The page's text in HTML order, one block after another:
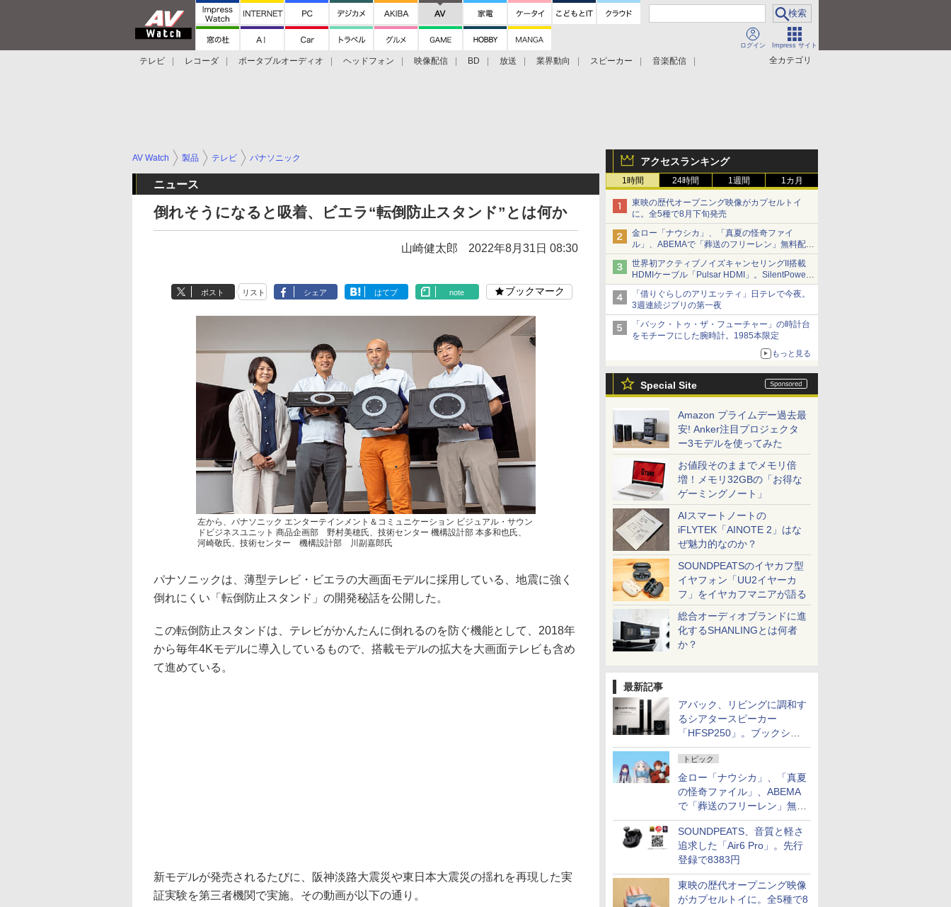
ログイン Impress サイト
全カテゴリ
テレビ レコーダ ポータブルオーディオ ヘッドフォン 映像配信 BD 放送 業界動向 スピーカー
音楽配信
アクセスランキング
1時間 24時間 1週間 1カ月
東映の歴代オープニング映像がカプセルトイ
に。全5種で8月下旬発売
金ロー「ナウシカ」、「真夏の怪奇ファイ
ル」、ABEMAで「葬送のフリーレン」無料配信
など。夏の特番・配信情報
世界初アクティブノイズキャンセリングII搭載
HDMIケーブル「Pulsar HDMI」。SilentPower
から
「借りぐらしのアリエッティ」日テレで今夜。
3週連続ジブリの第一夜
「バック・トゥ・ザ・フューチャー」の時計台
をモチーフにした腕時計。1985本限定
もっと見る
Special Site
Amazon プライムデー過去最
安! Anker注目プロジェクタ
ー3モデルを使ってみた
お値段そのままでメモリ倍
増！メモリ32GBの「お得な
ゲーミングノート」
AIスマートノートの
iFLYTEK「AINOTE 2」はな
ぜ魅力的なのか？
SOUNDPEATSのイヤカフ型
イヤフォン「UU2イヤーカ
フ」をイヤカフマニアが語る
総合オーディオブランドに進
化するSHANLINGとは何者
か？
最新記事
アバック、リビングに調和す
るシアタースピーカー
「HFSP250」。ブックシェ
ルフはペア3万円以下
トピック
金ロー「ナウシカ」、「真夏
の怪奇ファイル」、ABEMA
で「葬送のフリーレン」無料
配信など。夏の特番・配信情
報
SOUNDPEATS、音質と軽さ
追求した「Air6 Pro」。先行
登録で8383円
東映の歴代オープニング映像
がカプセルトイに。全5種で8
AV Watch 製品 テレビ パナソニック
ニュース
倒れそうになると吸着、ビエラ“転倒防止スタンド”とは何か
山崎健太郎 2022年8月31日 08:30
ポスト リスト シェア はてブ note ブックマーク
左から、パナソニック エンターテインメント＆コミュニケーション ビジュアル・サウン
ドビジネスユニット 商品企画部 野村美穂氏、技術センター 機構設計部 本多和也氏、
河崎敬氏、技術センター 機構設計部 川副嘉郎氏
パナソニックは、薄型テレビ・ビエラの大画面モデルに採用している、地震に強く
倒れにくい「転倒防止スタンド」の開発秘話を公開した。
この転倒防止スタンドは、テレビがかんたんに倒れるのを防ぐ機能として、2018年
から毎年4Kモデルに導入しているもので、搭載モデルの拡大を大画面テレビも含め
て進めている。
新モデルが発売されるたびに、阪神淡路大震災や東日本大震災の揺れを再現した実
証実験を第三者機関で実施。その動画が以下の通り。